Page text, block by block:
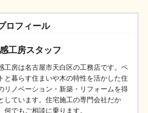
ロフィール
工房スタッフ
工房は名古屋市天白区の工務店です。ペ
と暮らす住まいや木の特性を活かした住
リノベーション・新築・リフォームを得
しています。住宅施工の専門会社だか
何でもご相談に乗ります。